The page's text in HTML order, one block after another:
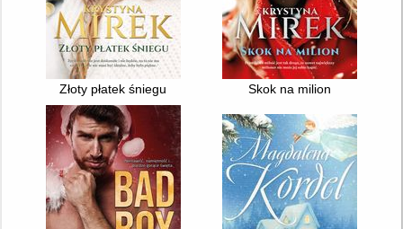
Złoty płatek śniegu Skok na milion